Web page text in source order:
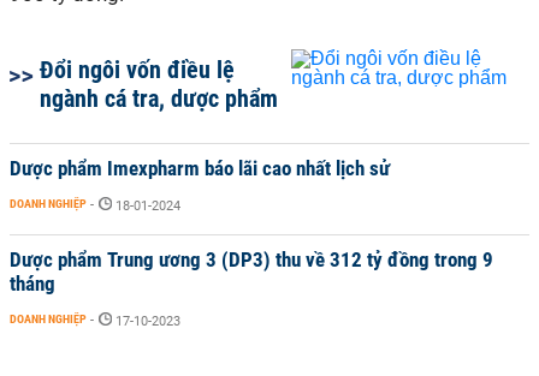
Đổi ngôi vốn điều lệ
ngành cá tra, dược phẩm
Dược phẩm Imexpharm báo lãi cao nhất lịch sử
DOANH NGHIỆP - 18-01-2024
Dược phẩm Trung ương 3 (DP3) thu về 312 tỷ đồng trong 9
tháng
DOANH NGHIỆP - 17-10-2023